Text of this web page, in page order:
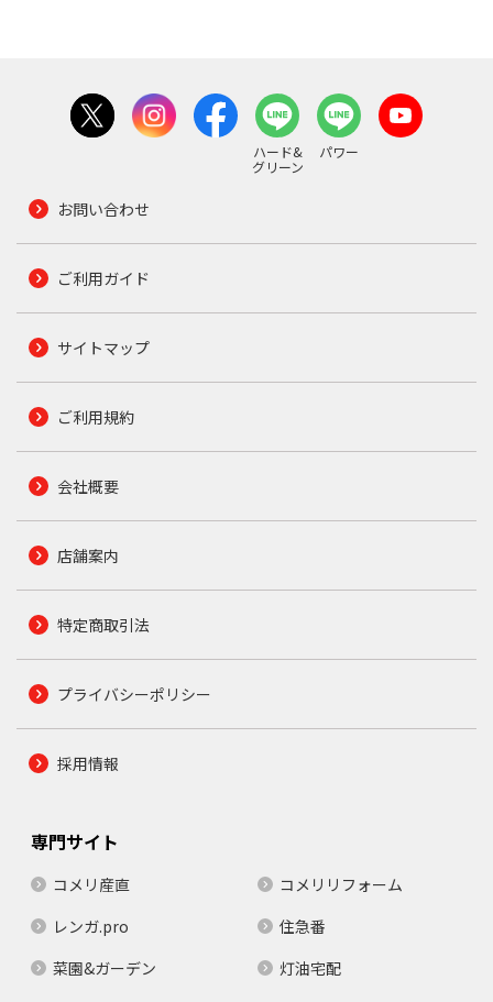
ハード&
グリーン
パワー
お問い合わせ
ご利用ガイド
サイトマップ
ご利用規約
会社概要
店舗案内
特定商取引法
プライバシーポリシー
採用情報
専門サイト
コメリ産直
コメリリフォーム
レンガ.pro
住急番
菜園&ガーデン
灯油宅配